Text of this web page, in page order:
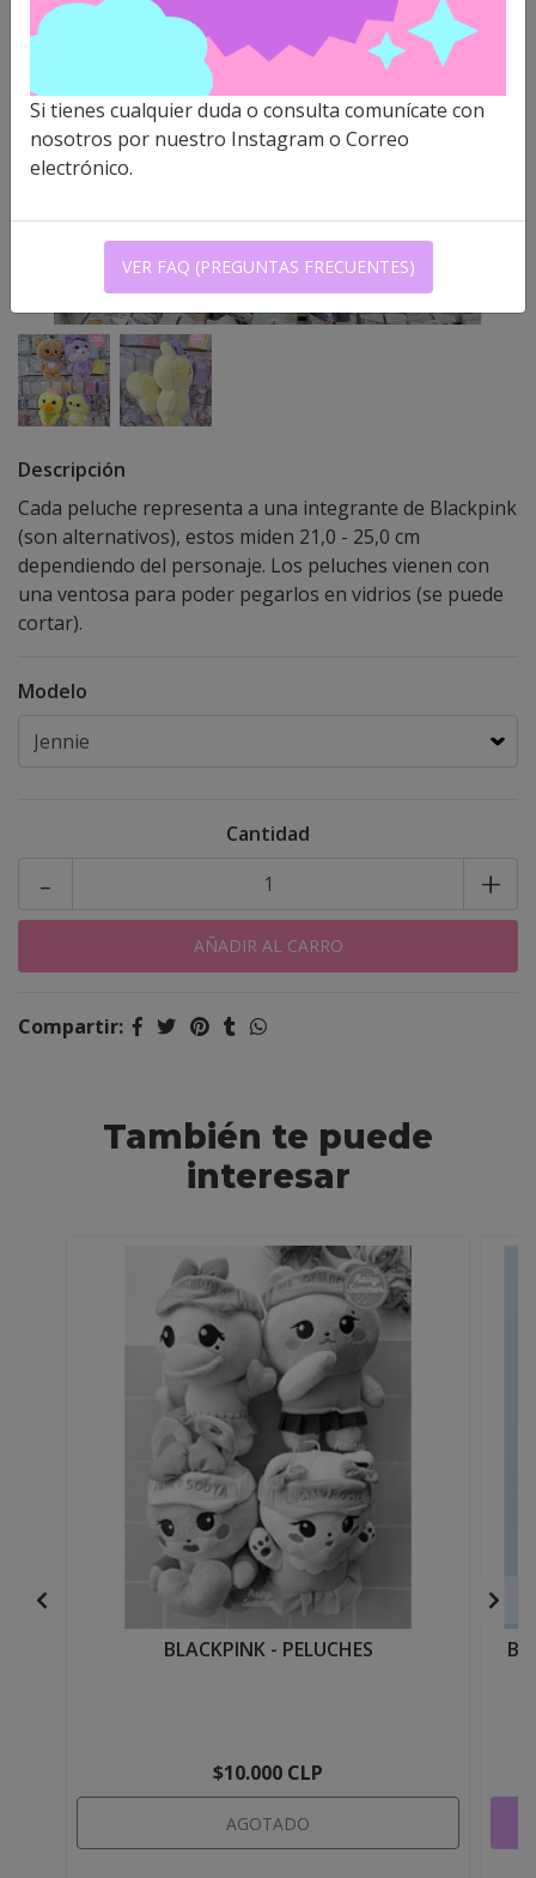
Descripción
Cada peluche representa a una integrante de Blackpink
(son alternativos), estos miden 21,0 - 25,0 cm
dependiendo del personaje. Los peluches vienen con
una ventosa para poder pegarlos en vidrios (se puede
cortar).
Modelo
Cantidad
+
-
Compartir:
También te puede
interesar
BLACKPINK - PELUCHES
$10.000 CLP
AGOTADO
Si tienes cualquier duda o consulta comunícate con
nosotros por nuestro Instagram o Correo
electrónico.
VER FAQ (PREGUNTAS FRECUENTES)